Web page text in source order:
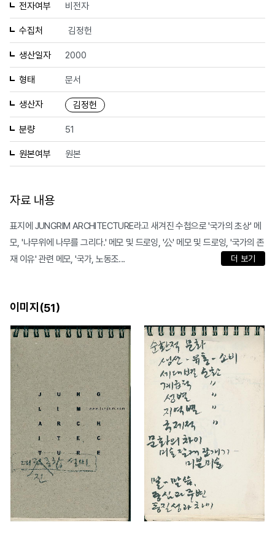
전자여부 비전자
수집처 김정헌
생산일자 2000
형태 문서
생산자 김정헌
분량 51
원본여부 원본
자료 내용
표지에 JUNGRIM ARCHITECTURE라고 새겨진 수첩으로 '국가의 초상' 메
모, '나무위에 나무를 그리다.' 메모 및 드로잉, '公' 메모 및 드로잉, '국가의 존
재 이유' 관련 메모, '국가, 노동조...
더 보기
이미지(51)